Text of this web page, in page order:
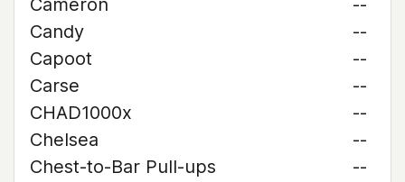
Cameron
--
Candy
--
Capoot
--
Carse
--
CHAD1000x
--
Chelsea
--
Chest-to-Bar Pull-ups
--